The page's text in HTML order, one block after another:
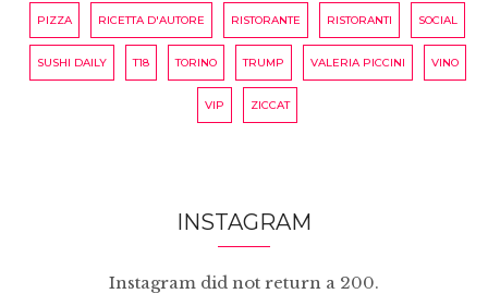
PIZZA RICETTA D'AUTORE RISTORANTE RISTORANTI SOCIAL
SUSHI DAILY T18 TORINO TRUMP VALERIA PICCINI VINO
VIP ZICCAT
INSTAGRAM
Instagram did not return a 200.